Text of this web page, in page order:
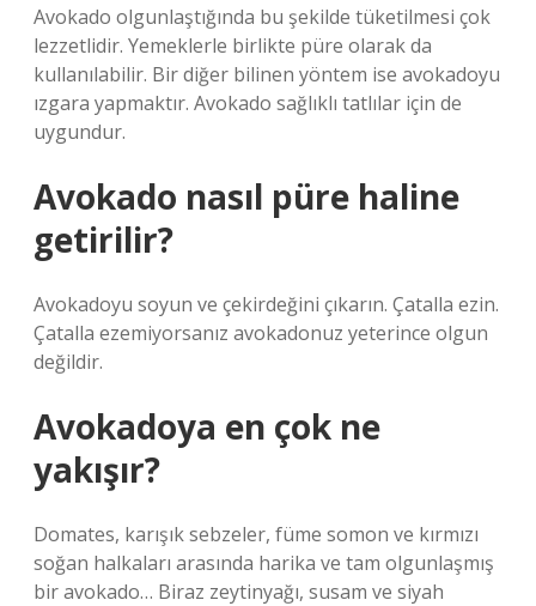
Avokado olgunlaştığında bu şekilde tüketilmesi çok
lezzetlidir. Yemeklerle birlikte püre olarak da
kullanılabilir. Bir diğer bilinen yöntem ise avokadoyu
ızgara yapmaktır. Avokado sağlıklı tatlılar için de
uygundur.
Avokado nasıl püre haline
getirilir?
Avokadoyu soyun ve çekirdeğini çıkarın. Çatalla ezin.
Çatalla ezemiyorsanız avokadonuz yeterince olgun
değildir.
Avokadoya en çok ne
yakışır?
Domates, karışık sebzeler, füme somon ve kırmızı
soğan halkaları arasında harika ve tam olgunlaşmış
bir avokado… Biraz zeytinyağı, susam ve siyah